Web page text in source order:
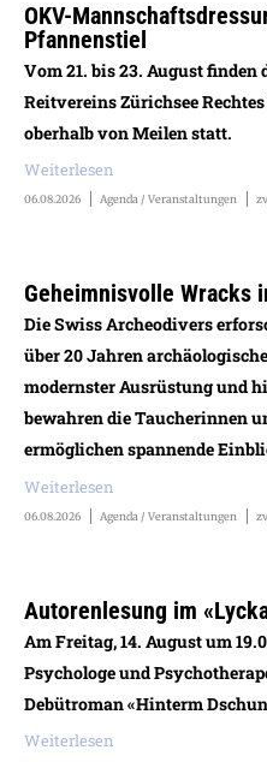
OKV-
Pfannenstiel
Vom 21. bis 23. August finden
Reitvereins Zürichsee
oberhalb von Meilen statt.
Weiterlesen
06.08.2026 Agenda / Veranstaltungen
Geheimnisvolle Wracks
Die Swiss Archeodivers
über 20 Jahren
modernster Ausrüstung und
bewahren die Taucherinnen
ermöglichen spannende
Weiterlesen
06.08.2026 Agenda / Veranstaltungen
Autorenlesung im
Am Freitag, 14. August um
Psychologe und
Debütroman «Hinterm
Weiterlesen